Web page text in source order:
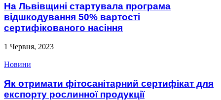
На Львівщині стартувала програма
відшкодування 50% вартості
сертифікованого насіння
1 Червня, 2023
Новини
Як отримати фітосанітарний сертифікат для
експорту рослинної продукції